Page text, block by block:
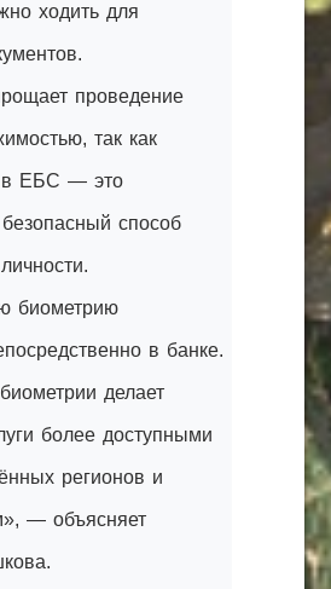
ходить для
проведение
так как
в ЕБС — это
способ
биометрию
в банке.
делает
более доступными
регионов и
— объясняет